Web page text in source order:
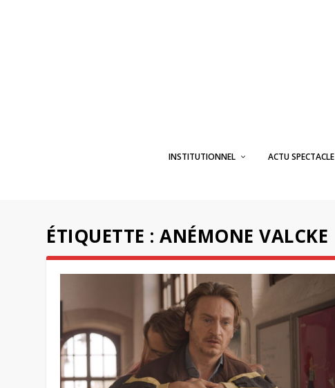
INSTITUTIONNEL ACTU SPECTACLE
ÉTIQUETTE :ANÉMONE VALCKE